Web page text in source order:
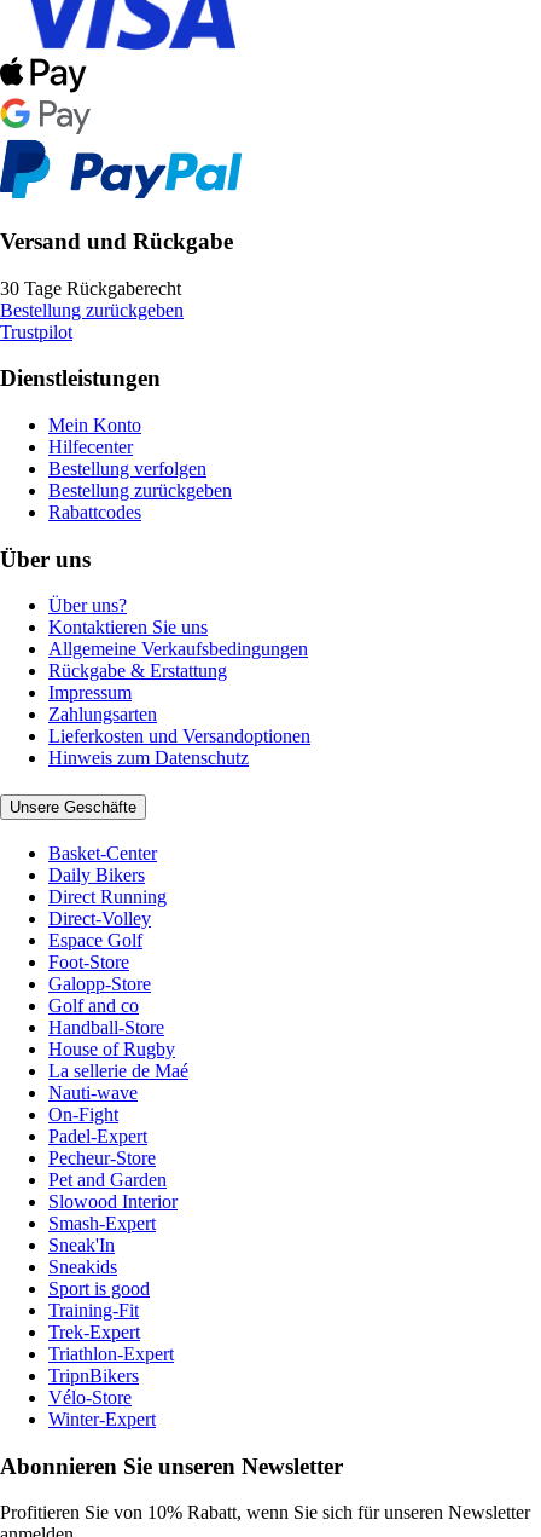
Versand und Rückgabe
30 Tage Rückgaberecht
Bestellung zurückgeben
Trustpilot
Dienstleistungen
Mein Konto
Hilfecenter
Bestellung verfolgen
Bestellung zurückgeben
Rabattcodes
Über uns
Über uns?
Kontaktieren Sie uns
Allgemeine Verkaufsbedingungen
Rückgabe & Erstattung
Impressum
Zahlungsarten
Lieferkosten und Versandoptionen
Hinweis zum Datenschutz
Unsere Geschäfte
Basket-Center
Daily Bikers
Direct Running
Direct-Volley
Espace Golf
Foot-Store
Galopp-Store
Golf and co
Handball-Store
House of Rugby
La sellerie de Maé
Nauti-wave
On-Fight
Padel-Expert
Pecheur-Store
Pet and Garden
Slowood Interior
Smash-Expert
Sneak'In
Sneakids
Sport is good
Training-Fit
Trek-Expert
Triathlon-Expert
TripnBikers
Vélo-Store
Winter-Expert
Abonnieren Sie unseren Newsletter
Profitieren Sie von 10% Rabatt, wenn Sie sich für unseren Newsletter